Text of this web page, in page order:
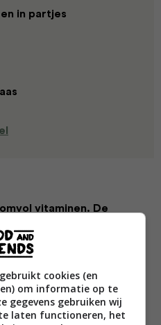
in partjes
vitaminen. De
met het zoetzure
serveer er
over. Een super-
cookies (en
om informatie op te
gegevens gebruiken wij
laten functioneren, het